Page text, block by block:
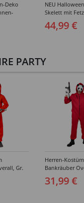
Deko
NEU
Skelett mit
ca. 180cm, mit
leuchtenden
44,99 €
PARTY
Gr.
Herren-Kostüm
Bankräuber
190 cm
31,99 €